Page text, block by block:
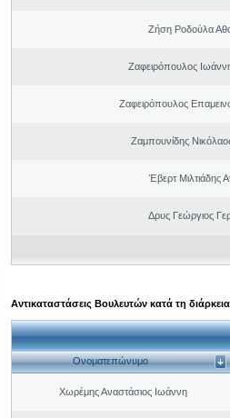
Ζήση Ροδούλα
Ζαφειρόπουλος
Ζαφειρόπουλος
Ζαμπουνίδης
Έβερτ Μιλτιάδης
Δρυς Γεώργιος
Αντικαταστάσεις Βουλευτών κατά τη
Ονοματεπώνυμο
Χωρέμης Αναστάσιος Ιωάννη